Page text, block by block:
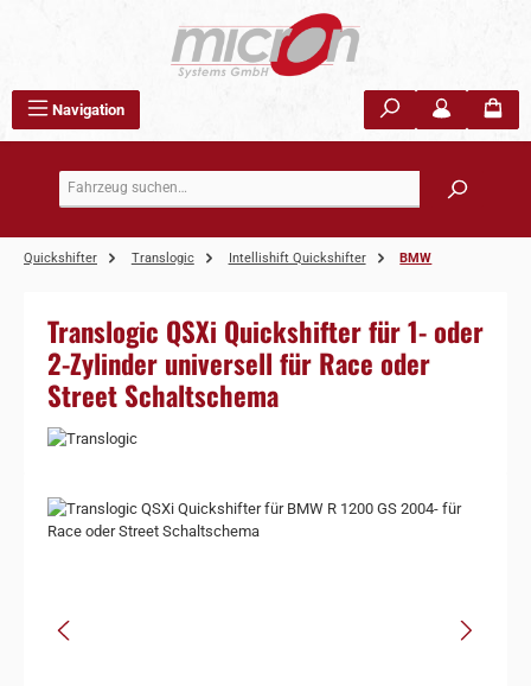
Navigation
Quickshifter Translogic Intellishift Quickshifter BMW
Translogic QSXi Quickshifter für 1- oder
2-Zylinder universell für Race oder
Street Schaltschema
Bildergalerie überspringen